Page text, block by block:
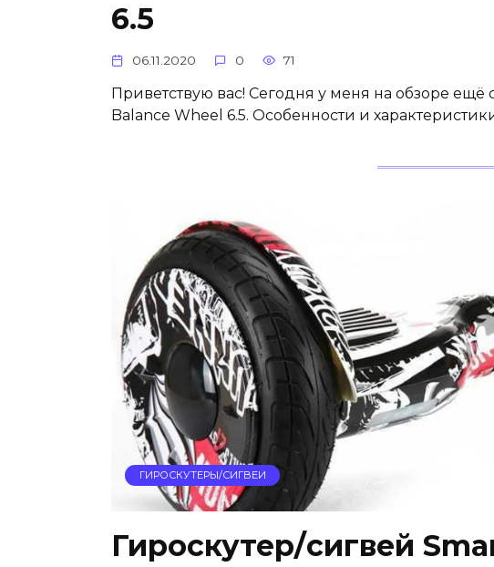
6.5
06.11.2020 0 71
Приветствую вас! Сегодня у меня на обзоре ещё
Balance Wheel 6.5. Особенности и
ГИРОСКУТЕРЫ/СИГВЕИ
Гироскутер/сигвей